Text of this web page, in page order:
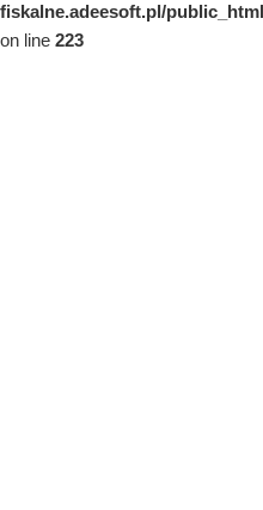
fiskalne.adeesoft.pl/
on line 223